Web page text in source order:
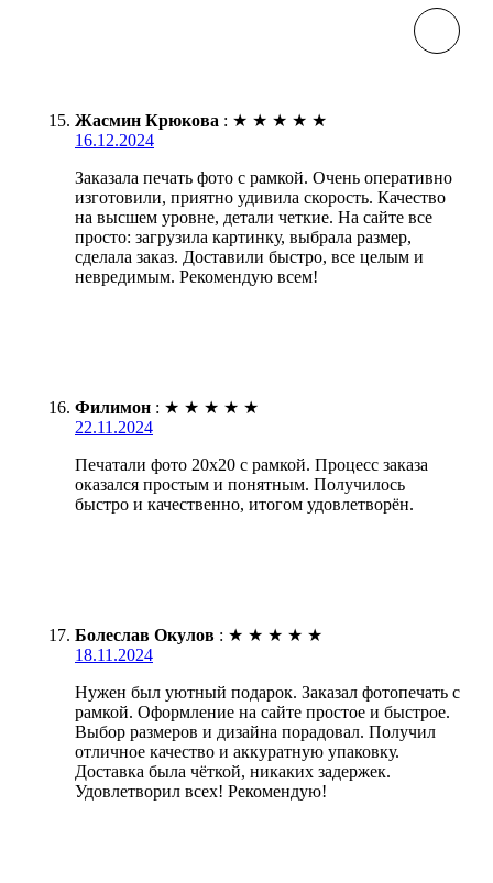
Жасмин Крюкова : ★ ★ ★ ★ ★
16.12.2024
Заказала печать фото с рамкой. Очень оперативно
изготовили, приятно удивила скорость. Качество
на высшем уровне, детали четкие. На сайте все
просто: загрузила картинку, выбрала размер,
сделала заказ. Доставили быстро, все целым и
невредимым. Рекомендую всем!
Филимон : ★ ★ ★ ★ ★
22.11.2024
Печатали фото 20х20 с рамкой. Процесс заказа
оказался простым и понятным. Получилось
быстро и качественно, итогом удовлетворён.
Болеслав Окулов : ★ ★ ★ ★ ★
18.11.2024
Нужен был уютный подарок. Заказал фотопечать с
рамкой. Оформление на сайте простое и быстрое.
Выбор размеров и дизайна порадовал. Получил
отличное качество и аккуратную упаковку.
Доставка была чёткой, никаких задержек.
Удовлетворил всех! Рекомендую!